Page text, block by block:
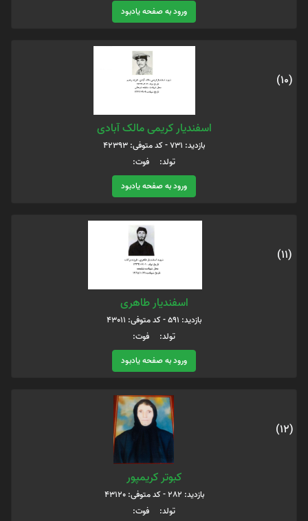
ورود به صفحه یادبود
(10)
اسفندیار کریمی مالک آبادی
بازدید: 731 - کد متوفی: 42393
تولد: فوت:
ورود به صفحه یادبود
(11)
اسفندیار طاهری
بازدید: 591 - کد متوفی: 43011
تولد: فوت:
ورود به صفحه یادبود
(12)
کبوتر کریمپور
بازدید: 282 - کد متوفی: 43120
تولد: فوت: